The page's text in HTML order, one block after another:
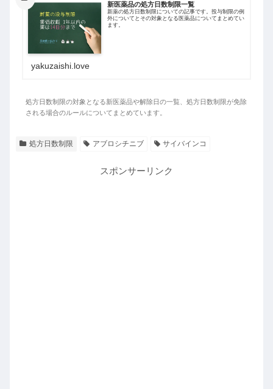
新医薬品の処方日数制限一覧
新薬の処方日数制限についての記事です。投与制限の例
外についてとその対象となる医薬品についてまとめてい
ます。
yakuzaishi.love
処方日数制限の対象となる新医薬品や解除日の一覧、処方日数制限が免除
される場合のルールについてまとめています。
処方日数制限 アブロシチニブ サイバインコ
スポンサーリンク